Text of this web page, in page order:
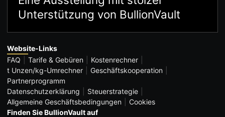
Unterstützung von BullionVault
Website-Links
FAQ
Tarife & Gebüren
Kostenrechner
t Unzen/kg-Umrechner
Geschäftskooperation
Partnerprogramm
Datenschutzerklärung
Steuerstrategie
Allgemeine Geschäftsbedingungen
Cookies
Finden Sie BullionVault auf